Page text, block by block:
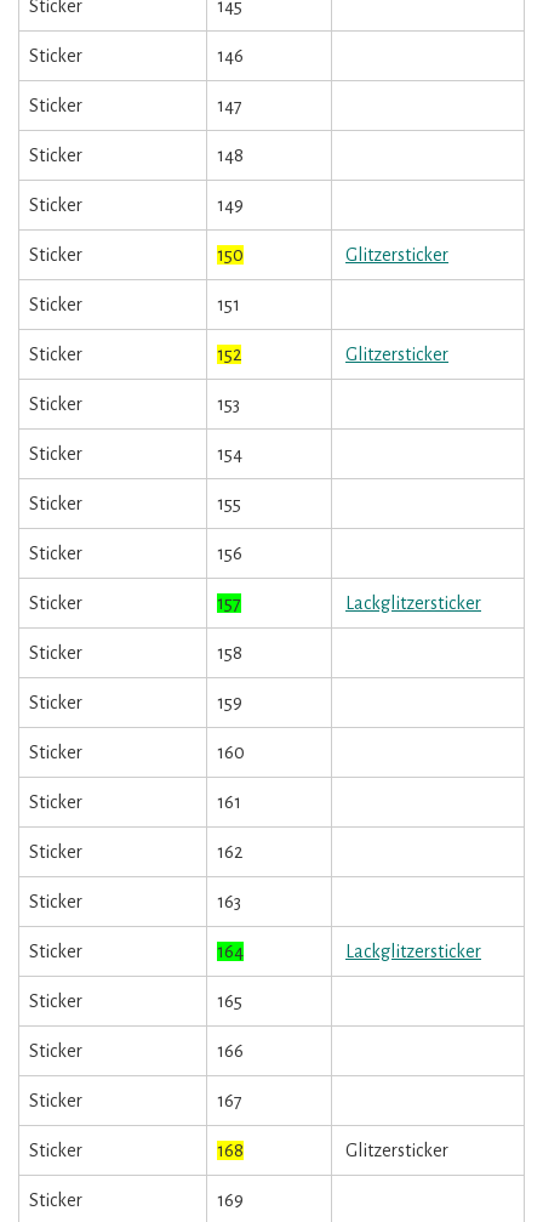
Sticker 145
Sticker 146
Sticker 147
Sticker 148
Sticker 149
Sticker 150 Glitzersticker
Sticker 151
Sticker 152 Glitzersticker
Sticker 153
Sticker 154
Sticker 155
Sticker 156
Sticker 157 Lackglitzersticker
Sticker 158
Sticker 159
Sticker 160
Sticker 161
Sticker 162
Sticker 163
Sticker 164 Lackglitzersticker
Sticker 165
Sticker 166
Sticker 167
Sticker 168 Glitzersticker
Sticker 169